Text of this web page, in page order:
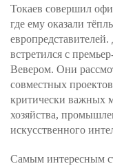
Токаев совершил
где ему оказали
встретился с
Вевером. Они
совместных
критически важных
хозяйства,
искусственного
Самым интересным